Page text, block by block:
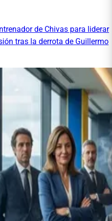
de Chivas para liderar
tras la derrota de Guillermo